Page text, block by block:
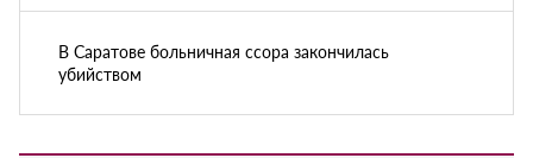
В Саратове больничная ссора закончилась
убийством